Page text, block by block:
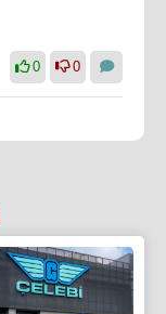
0 0